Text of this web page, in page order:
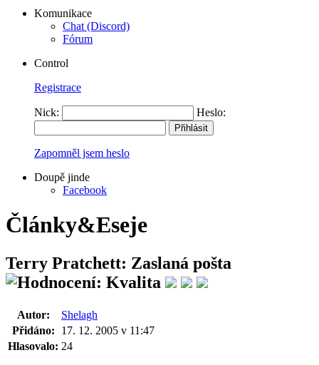
Komunikace
Chat (Discord)
Fórum
Control
Registrace
Nick: Heslo:
Zapomněl jsem heslo
Doupě jinde
Facebook
Články&Eseje
Terry Pratchett: Zaslaná pošta
Autor:
Shelagh
Přidáno:
17. 12. 2005 v 11:47
Hlasovalo: 24